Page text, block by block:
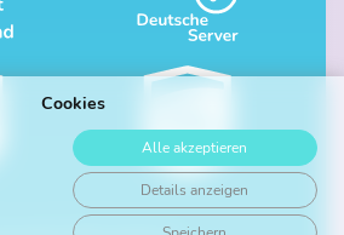
Cookies
Alle akzeptieren
Details anzeigen